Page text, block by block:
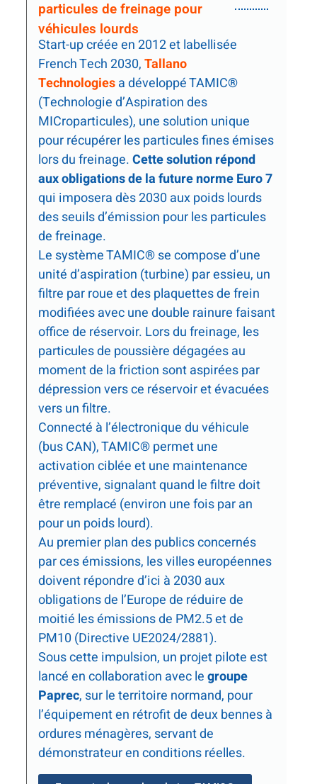
particules de freinage pour
véhicules lourds
Start-up créée en 2012 et labellisée
French Tech 2030,Tallano
Technologiesa développé TAMIC®
(Technologie d’Aspiration des
MICroparticules), une solution unique
pour récupérer les particules fines émises
lors du freinage.Cette solution répond
aux obligations de la future norme Euro 7
qui imposera dès 2030 aux poids lourds
des seuils d’émission pour les particules
de freinage.
Le système TAMIC®se compose d’une
unité d’aspiration (turbine) par essieu, un
filtre par roue et des plaquettes de frein
modifiées avec une double rainure faisant
office de réservoir. Lors du freinage, les
particules de poussière dégagées au
moment de la friction sont aspirées par
dépression vers ce réservoir et évacuées
vers un filtre.
Connecté à l’électronique du véhicule
(bus CAN), TAMIC®permet une
activation ciblée et une maintenance
préventive, signalant quand le filtre doit
être remplacé (environ une fois par an
pour un poids lourd).
Au premier plan des publics concernés
par ces émissions, les villes européennes
doivent répondre d’ici à 2030 aux
obligations de l’Europe de réduire de
moitié les émissions de PM2.5 et de
PM10 (Directive UE2024/2881).
Sous cette impulsion, un projet pilote est
lancé en collaboration avec legroupe
Paprec, sur le territoire normand, pour
l’équipement en rétrofit de deux bennes à
ordures ménagères, servant de
démonstrateur en conditions réelles.